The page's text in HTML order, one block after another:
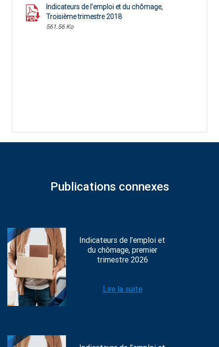
Indicateurs de l’emploi et du chômage,
Troisième trimestre 2018
561.56 Ko
Publications connexes
Indicateurs de l’emploi et
du chômage, premier
trimestre 2026
Lire la suite